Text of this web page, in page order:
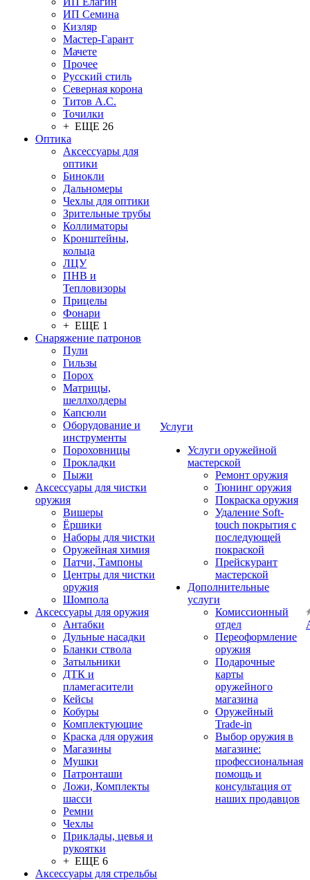
ИП Семина
Кизляр
Мастер-Гарант
Мачете
Прочее
Русский стиль
Северная корона
Титов А.С.
Точилки
+ ЕЩЕ 26
Оптика
Аксессуары для
оптики
Бинокли
Дальномеры
Чехлы для оптики
Зрительные трубы
Коллиматоры
Кронштейны,
кольца
ЛЦУ
ПНВ и
Тепловизоры
Прицелы
Фонари
+ ЕЩЕ 1
Снаряжение патронов
Пули
Гильзы
Порох
Матрицы,
шеллхолдеры
Капсюли
Оборудование и
инструменты
Пороховницы
Прокладки
Пыжи
Аксессуары для чистки
оружия
Вишеры
Ёршики
Наборы для чистки
Оружейная химия
Патчи, Тампоны
Центры для чистки
оружия
Шомпола
Аксессуары для оружия
Антабки
Дульные насадки
Бланки ствола
Затыльники
ДТК и
пламегасители
Кейсы
Кобуры
Комплектующие
Краска для оружия
Магазины
Мушки
Патронташи
Ложи, Комплекты
шасси
Ремни
Чехлы
Приклады, цевья и
рукоятки
+ ЕЩЕ 6
Аксессуары для стрельбы
Услуги
Услуги оружейной
мастерской
Ремонт оружия
Тюнинг оружия
Покраска оружия
Удаление Soft-
touch покрытия с
последующей
покраской
Прейскурант
мастерской
Дополнительные
услуги
Комиссионный
отдел
Переоформление
оружия
Подарочные
карты
оружейного
магазина
Оружейный
Trade-in
Выбор оружия в
магазине:
профессиональная
помощь и
консультация от
наших продавцов